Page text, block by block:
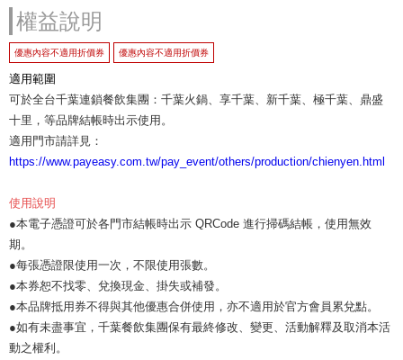
權益說明
優惠內容不適用折價券 優惠內容不適用折價券
適用範圍
可於全台千葉連鎖餐飲集團：千葉火鍋、享千葉、新千葉、極千葉、鼎盛
十里，等品牌結帳時出示使用。
適用門市請詳見：
https://www.payeasy.com.tw/pay_event/others/production/chienyen.html
使用說明
●本電子憑證可於各門市結帳時出示 QRCode 進行掃碼結帳，使用無效
期。
●每張憑證限使用一次，不限使用張數。
●本券恕不找零、兌換現金、掛失或補發。
●本品牌抵用券不得與其他優惠合併使用，亦不適用於官方會員累兌點。
●如有未盡事宜，千葉餐飲集團保有最終修改、變更、活動解釋及取消本活
動之權利。